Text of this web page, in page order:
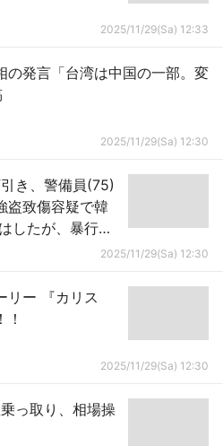
2025/11/29(Sa) 12:33
の発言「台湾は中国の一部。変
2025/11/29(Sa) 12:30
き、警備員(75)
致傷容疑で韓
したが、暴行は
2025/11/29(Sa) 12:30
リー 『カリス
2025/11/29(Sa) 12:30
っ取り、相場操